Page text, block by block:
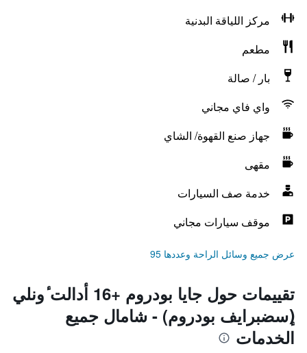
مركز اللياقة البدنية
مطعم
بار / صالة
واي فاي مجاني
جهاز صنع القهوة/ الشاي
مقهى
خدمة صف السيارات
موقف سيارات مجاني
عرض جميع وسائل الراحة وعددها 95
تقييمات حول جايا بودروم +16 أدالت ٔونلي
(ٕسضبرايف بودروم) - شامال جميع
الخدمات